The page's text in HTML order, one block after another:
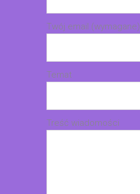
Twój email (wymagane)
Temat
Treść wiadomości